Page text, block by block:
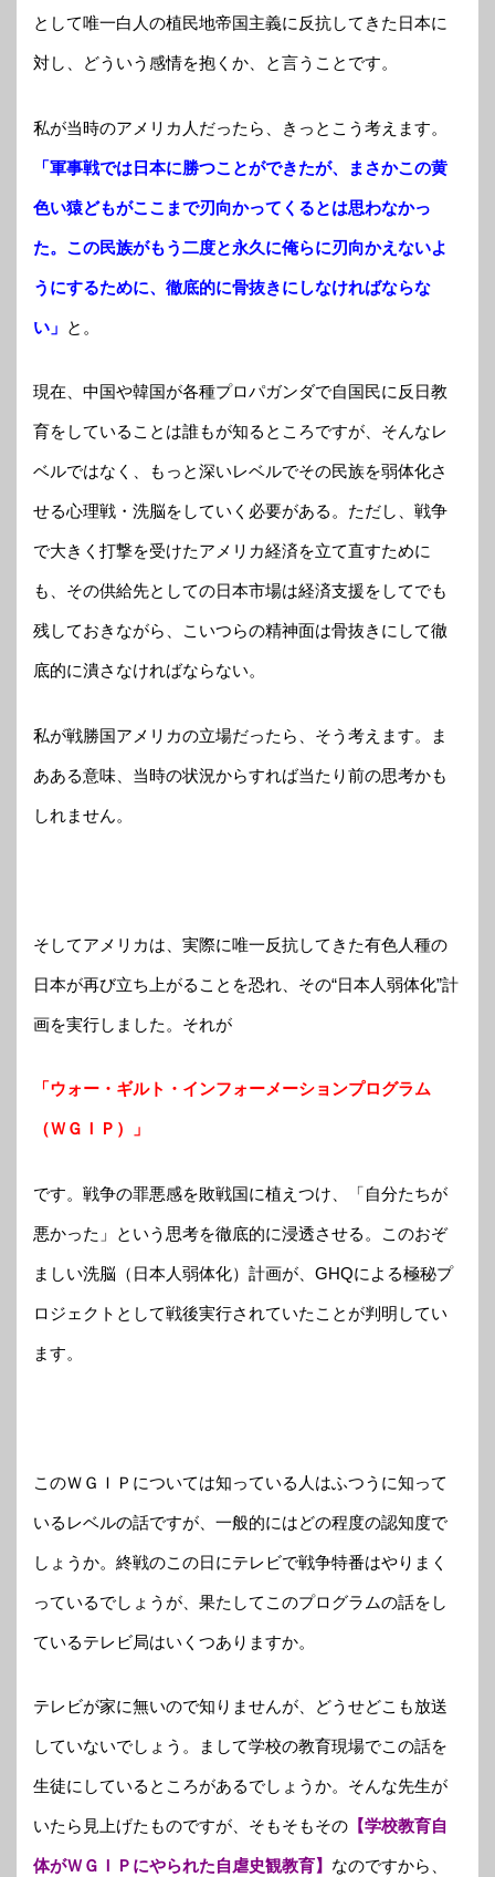
として唯一白人の植民地帝国主義に反抗してきた日本に
対し、どういう感情を抱くか、と言うことです。
私が当時のアメリカ人だったら、きっとこう考えます。
「軍事戦では日本に勝つことができたが、まさかこの黄
色い猿どもがここまで刃向かってくるとは思わなかっ
た。この民族がもう二度と永久に俺らに刃向かえないよ
うにするために、徹底的に骨抜きにしなければならな
い」 と。
現在、中国や韓国が各種プロパガンダで自国民に反日教
育をしていることは誰もが知るところですが、そんなレ
ベルではなく、もっと深いレベルでその民族を弱体化さ
せる心理戦・洗脳をしていく必要がある。ただし、戦争
で大きく打撃を受けたアメリカ経済を立て直すために
も、その供給先としての日本市場は経済支援をしてでも
残しておきながら、こいつらの精神面は骨抜きにして徹
底的に潰さなければならない。
私が戦勝国アメリカの立場だったら、そう考えます。ま
あある意味、当時の状況からすれば当たり前の思考かも
しれません。
そしてアメリカは、実際に唯一反抗してきた有色人種の
日本が再び立ち上がることを恐れ、その“日本人弱体化”計
画を実行しました。それが
「ウォー・ギルト・インフォーメーションプログラム
（ＷＧＩＰ）」
です。戦争の罪悪感を敗戦国に植えつけ、「自分たちが
悪かった」という思考を徹底的に浸透させる。このおぞ
ましい洗脳（日本人弱体化）計画が、GHQによる極秘プ
ロジェクトとして戦後実行されていたことが判明してい
ます。
このＷＧＩＰについては知っている人はふつうに知って
いるレベルの話ですが、一般的にはどの程度の認知度で
しょうか。終戦のこの日にテレビで戦争特番はやりまく
っているでしょうが、果たしてこのプログラムの話をし
ているテレビ局はいくつありますか。
テレビが家に無いので知りませんが、どうせどこも放送
していないでしょう。まして学校の教育現場でこの話を
生徒にしているところがあるでしょうか。そんな先生が
いたら見上げたものですが、そもそもその 【学校教育自
体がＷＧＩＰにやられた自虐史観教育】 なのですから、